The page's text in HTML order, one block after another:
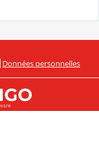
Données personnelles